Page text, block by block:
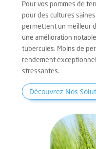
Pour vos pommes de
pour des cultures
permettent un meilleur
une amélioration
tubercules. Moins de
rendement
stressantes.
Découvrez Nos